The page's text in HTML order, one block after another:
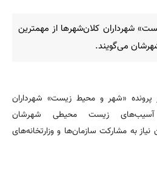
شهرداران کلان‌شهرها از مهمترین
می‌گویند.
«شهر و محیط زیست» شهرداران
آسیب‌های زیست محیطی شهرشان
به مشارکت سازمان‌ها و وزارتخانه‌های